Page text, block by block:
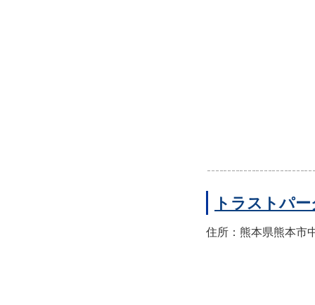
トラストパ
住所：熊本県熊本市